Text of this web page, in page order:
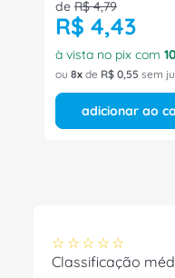
de R$ 4,79
R$ 4,43
à vista no pix com 10
ou 8 de R$ 0,55 sem
adicionar ao
☆ ☆ ☆ ☆ ☆
Classificação